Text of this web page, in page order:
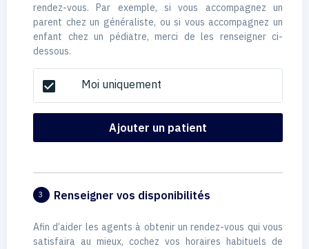
rendez-vous. Par exemple, si vous accompagnez un
parent chez un généraliste, ou si vous accompagnez un
enfant chez un pédiatre, merci de les renseigner ci-
dessous.
check_box Moi uniquement
Ajouter un patient
3 Renseigner vos disponibilités
Afin d’aider les agents à obtenir un rendez-vous qui vous
satisfaira au mieux, cochez vos horaires habituels de